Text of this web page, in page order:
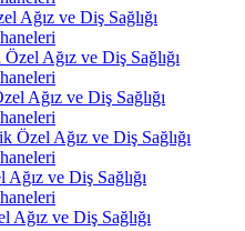
Ağız ve Diş Sağlığı
Ağız ve Diş Sağlığı
Ağız ve Diş Sağlığı
Özel Ağız ve Diş Sağlığı
Ağız ve Diş Sağlığı
Ağız ve Diş Sağlığı